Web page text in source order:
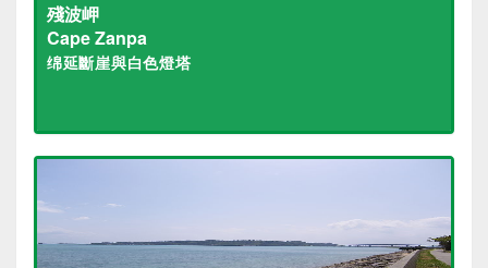
殘波岬
Cape Zanpa
绵延斷崖與白色燈塔